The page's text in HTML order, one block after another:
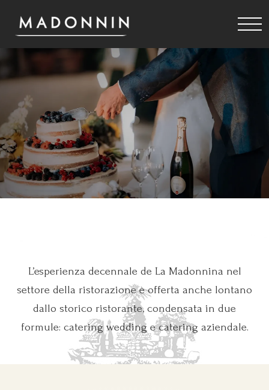
L’esperienza decennale de La Madonnina nel
settore della ristorazione è offerta anche lontano
dallo storico ristorante, condensata in due
formule: catering wedding e catering aziendale.